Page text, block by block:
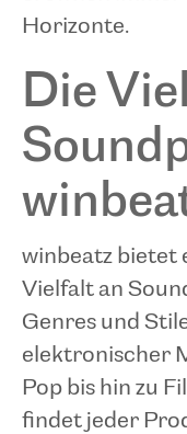
Horizonte.
Die
winbeatz bietet
Vielfalt an
Genres und
elektronischer
Pop bis hin zu
findet jeder